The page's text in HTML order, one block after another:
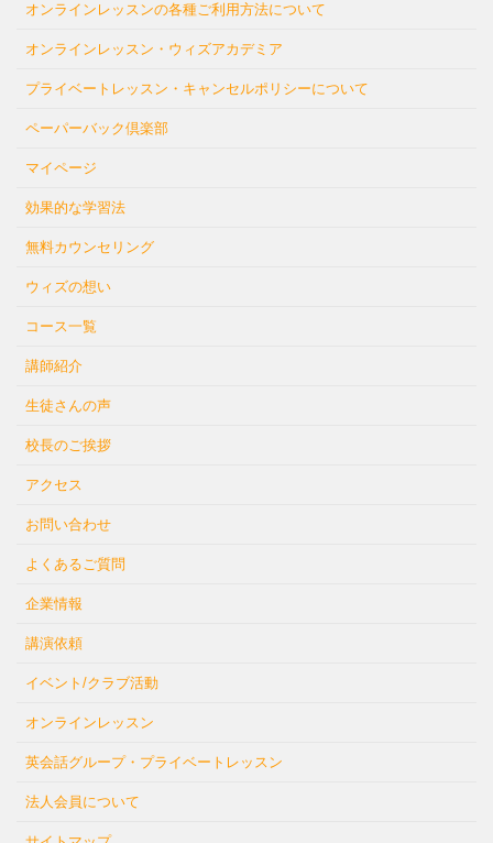
オンラインレッスンの各種ご利用方法について
オンラインレッスン・ウィズアカデミア
プライベートレッスン・キャンセルポリシーについて
ペーパーバック倶楽部
マイページ
効果的な学習法
無料カウンセリング
ウィズの想い
コース一覧
講師紹介
生徒さんの声
校長のご挨拶
アクセス
お問い合わせ
よくあるご質問
企業情報
講演依頼
イベント/クラブ活動
オンラインレッスン
英会話グループ・プライベートレッスン
法人会員について